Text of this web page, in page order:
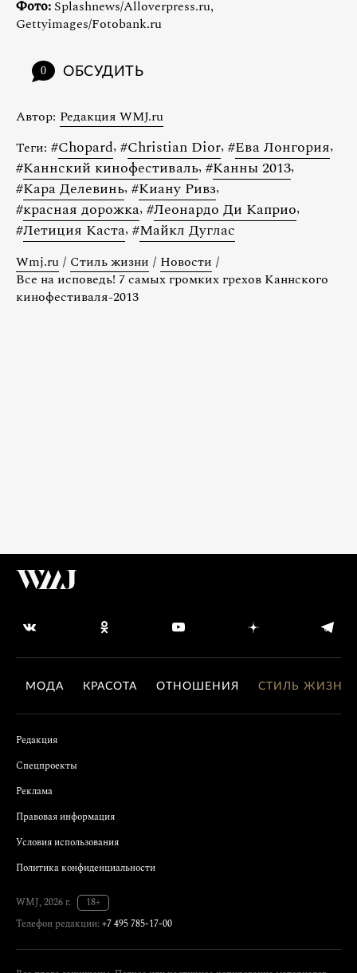
Фото: Splashnews/Alloverpress.ru,
Gettyimages/Fotobank.ru
0 ОБСУДИТЬ
Автор: Редакция WMJ.ru
Теги: #Chopard, #Christian Dior, #Ева Лонгория,
#Каннский кинофестиваль, #Канны 2013,
#Кара Делевинь, #Киану Ривз,
#красная дорожка, #Леонардо Ди Каприо,
#Летиция Каста, #Майкл Дуглас
Wmj.ru / Стиль жизни / Новости /
Все на исповедь! 7 самых громких грехов Каннского
кинофестиваля-2013
МОДА КРАСОТА ОТНОШЕНИЯ СТИЛЬ ЖИЗНИ
Редакция
Спецпроекты
Реклама
Правовая информация
Условия использования
Политика конфиденциальности
WMJ, 2026 г.
18+
Телефон редакции: +7 495 785-17-00